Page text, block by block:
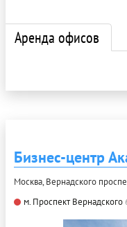
Аренда офисов
Бизнес-центр
Москва, Вернадского
м. Проспект Вернадского